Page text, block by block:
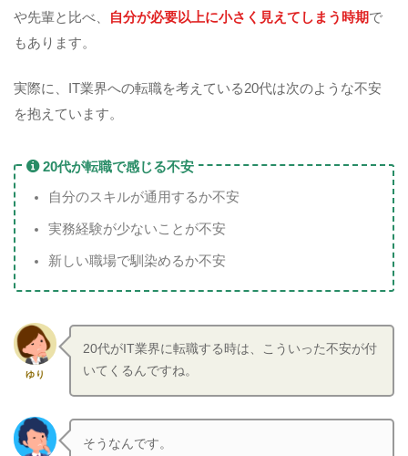
や先輩と比べ、
自分が必要以上に小さく見えてしまう時期で
もあります。
実際に、IT業界への転職を考えている20代は次のような不安
を抱えています。
20代が転職で感じる不安
自分のスキルが通用するか不安
実務経験が少ないことが不安
新しい職場で馴染めるか不安
ゆり
20代がIT業界に転職する時は、こういった不安が付
いてくるんですね。
そうなんです。